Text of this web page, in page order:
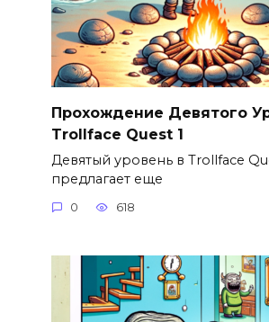
Прохождение Девятого
Trollface Quest 1
Девятый уровень в Trollface
предлагает еще
0 618